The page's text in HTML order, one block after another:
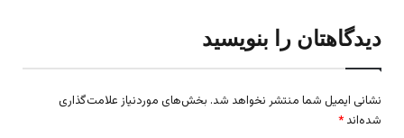
دیدگاهتان را بنویسید
نشانی ایمیل شما منتشر نخواهد شد. بخش‌های موردنیاز علامت‌گذاری
شده‌اند *